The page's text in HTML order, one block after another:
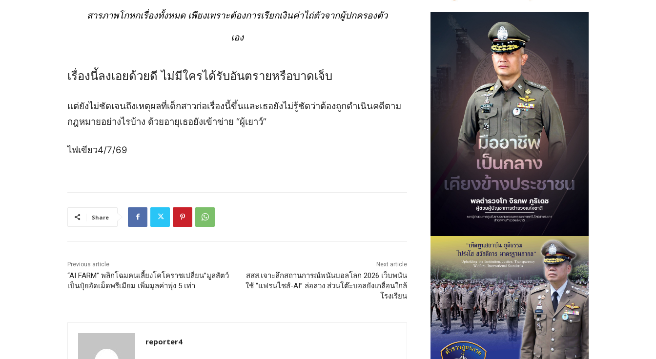
สารภาพโกหกเรื่องทั้งหมด เพียงเพราะต้องการเรียกเงินค่าไถ่ตัวจากผู้ปกครองตัว
เอง
เรื่องนี้ลงเอยด้วยดี ไม่มีใครได้รับอันตรายหรือบาดเจ็บ
แต่ยังไม่ชัดเจนถึงเหตุผลที่เด็กสาวก่อเรื่องนี้ขึ้นและเธอยังไม่รู้ชัดว่าต้องถูกดำเนินคดีตาม
กฎหมายอย่างไรบ้าง ด้วยอายุเธอยังเข้าข่าย “ผู้เยาว์”
ไฟเขียว4/7/69
Share
Previous article
“AI FARM” พลิกโฉมคนเลี้ยงโคโคราชเปลี่ยน”มูลสัตว์
เป็นปุ๋ยอัดเม็ดพรีเมียม เพิ่มมูลค่าพุ่ง 5 เท่า
Next article
สสส.เจาะลึกสถานการณ์พนันบอลโลก 2026 เว็บพนัน
ใช้ “แฟรนไชส์-AI” ล่อลวง ส่วนโต๊ะบอลยังเกลื่อนใกล้
โรงเรียน
reporter4